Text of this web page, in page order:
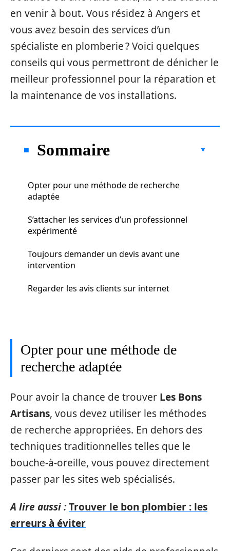
en venir à bout. Vous résidez à Angers et
vous avez besoin des services d’un
spécialiste en plomberie ? Voici quelques
conseils qui vous permettront de dénicher le
meilleur professionnel pour la réparation et
la maintenance de vos installations.
Sommaire
Opter pour une méthode de recherche
adaptée
S’attacher les services d’un professionnel
expérimenté
Toujours demander un devis avant une
intervention
Regarder les avis clients sur internet
Opter pour une méthode de
recherche adaptée
Pour avoir la chance de trouver Les Bons
Artisans, vous devez utiliser les méthodes
de recherche appropriées. En dehors des
techniques traditionnelles telles que le
bouche-à-oreille, vous pouvez directement
passer par les sites web spécialisés.
A lire aussi :Trouver le bon plombier : les
erreurs à éviter